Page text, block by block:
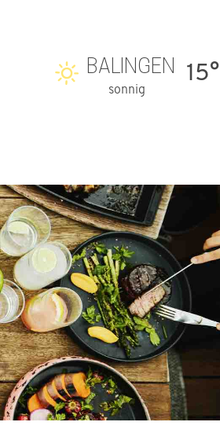
BALINGEN
sonnig
15°